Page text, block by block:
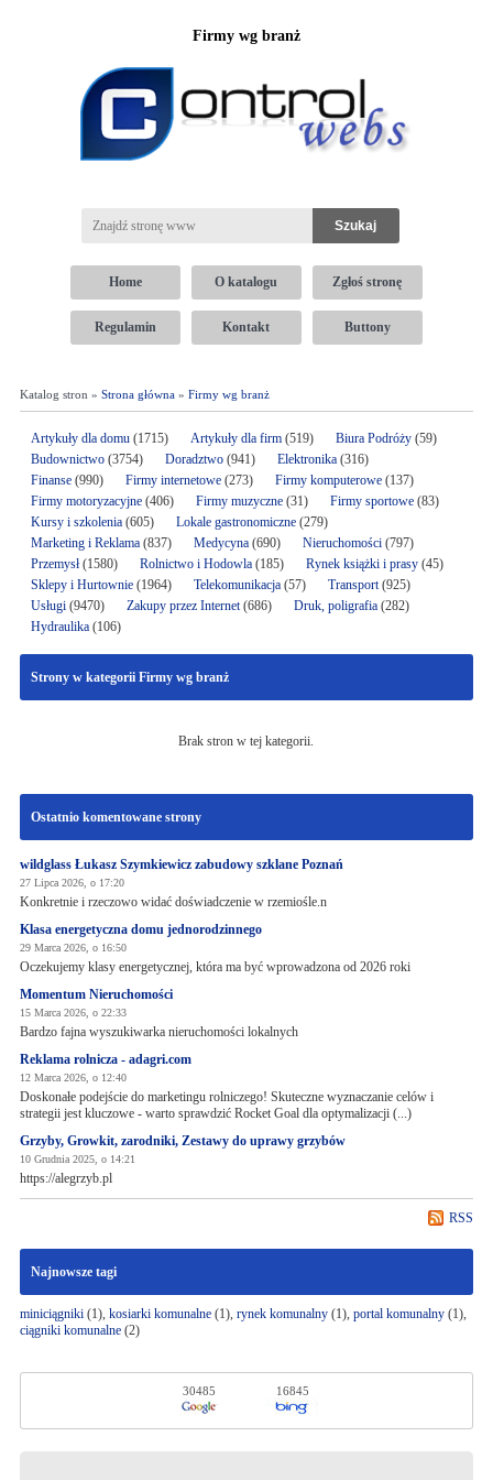
Firmy wg branż
Home O katalogu Zgłoś stronę
Regulamin Kontakt Buttony
Katalog stron » Strona główna» Firmy wg branż
Artykuły dla domu(1715) Artykuły dla firm(519) Biura Podróży(59)
Budownictwo(3754) Doradztwo(941) Elektronika (316)
Finanse(990) Firmy internetowe (273) Firmy komputerowe(137)
Firmy motoryzacyjne(406) Firmy muzyczne(31) Firmy sportowe(83)
Kursy i szkolenia(605) Lokale gastronomiczne(279)
Marketing i Reklama(837) Medycyna(690) Nieruchomości(797)
Przemysł(1580) Rolnictwo i Hodowla(185) Rynek książki i prasy(45)
Sklepy i Hurtownie(1964) Telekomunikacja(57) Transport(925)
Usługi(9470) Zakupy przez Internet(686) Druk, poligrafia(282)
Hydraulika(106)
Strony w kategorii Firmy wg branż
Brak stron w tej kategorii.
Ostatnio komentowane strony
wildglass Łukasz Szymkiewicz zabudowy szklane Poznań
27 Lipca 2026, o 17:20
Konkretnie i rzeczowo widać doświadczenie w rzemiośle.n
Klasa energetyczna domu jednorodzinnego
29 Marca 2026, o 16:50
Oczekujemy klasy energetycznej, która ma być wprowadzona od 2026 roki
Momentum Nieruchomości
15 Marca 2026, o 22:33
Bardzo fajna wyszukiwarka nieruchomości lokalnych
Reklama rolnicza - adagri.com
12 Marca 2026, o 12:40
Doskonałe podejście do marketingu rolniczego! Skuteczne wyznaczanie celów i
strategii jest kluczowe - warto sprawdzić Rocket Goal dla optymalizacji (...)
Grzyby, Growkit, zarodniki, Zestawy do uprawy grzybów
10 Grudnia 2025, o 14:21
https://alegrzyb.pl
RSS
Najnowsze tagi
miniciągniki(1), kosiarki komunalne(1), rynek komunalny(1), portal komunalny(1),
ciągniki komunalne(2)
30485 16845